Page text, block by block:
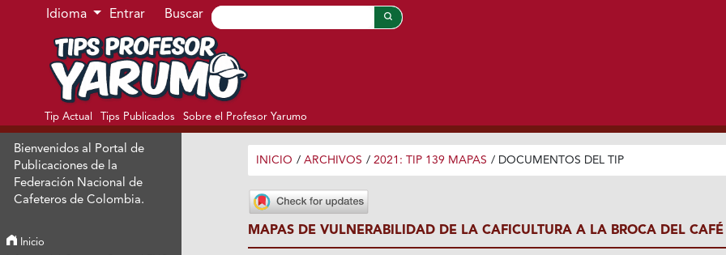
Ir al menú de navegación principal
Ir al contenido principal
Ir al pie de página del sitio
Idioma Entrar Buscar
Tip Actual Tips Publicados Sobre el Profesor Yarumo
Bienvenidos al Portal de
Publicaciones de la
Federación Nacional de
Cafeteros de Colombia.
Inicio
INICIO / ARCHIVOS / 2021: TIP 139 MAPAS / DOCUMENTOS DEL TIP
MAPAS DE VULNERABILIDAD DE LA CAFICULTURA A LA BROCA DEL CAFÉ